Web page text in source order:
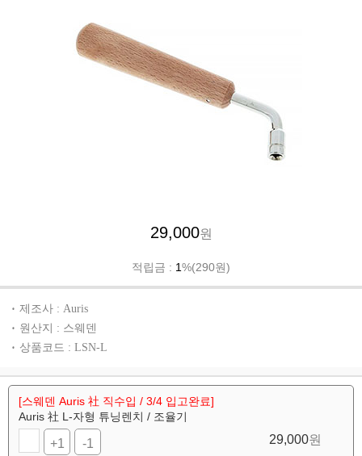
29,000원
적립금 : 1%(290원)
제조사 : Auris
원산지 : 스웨덴
상품코드 : LSN-L
[스웨덴 Auris 社 직수입 / 3/4 입고완료]
Auris 社 L-자형 튜닝렌치 / 조율기
+1 -1 29,000원